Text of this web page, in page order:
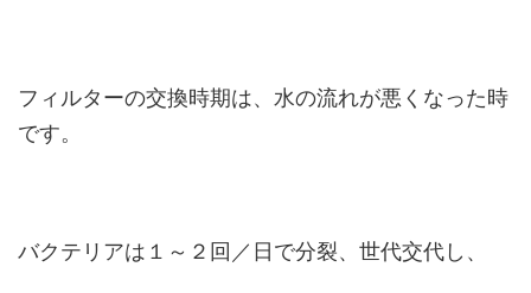
フィルターの交換時期は、水の流れが悪くなった時
です。
バクテリアは１～２回／日で分裂、世代交代し、